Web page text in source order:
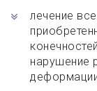
лечение
нарушение